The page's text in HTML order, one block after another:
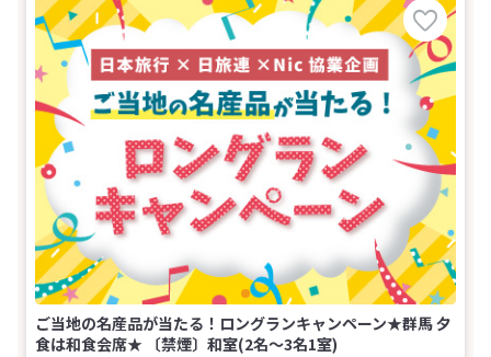
ご当地の名産品が当たる！ロングランキャンペーン★群馬 夕
食は和食会席★ 〔禁煙〕和室(2名～3名1室)